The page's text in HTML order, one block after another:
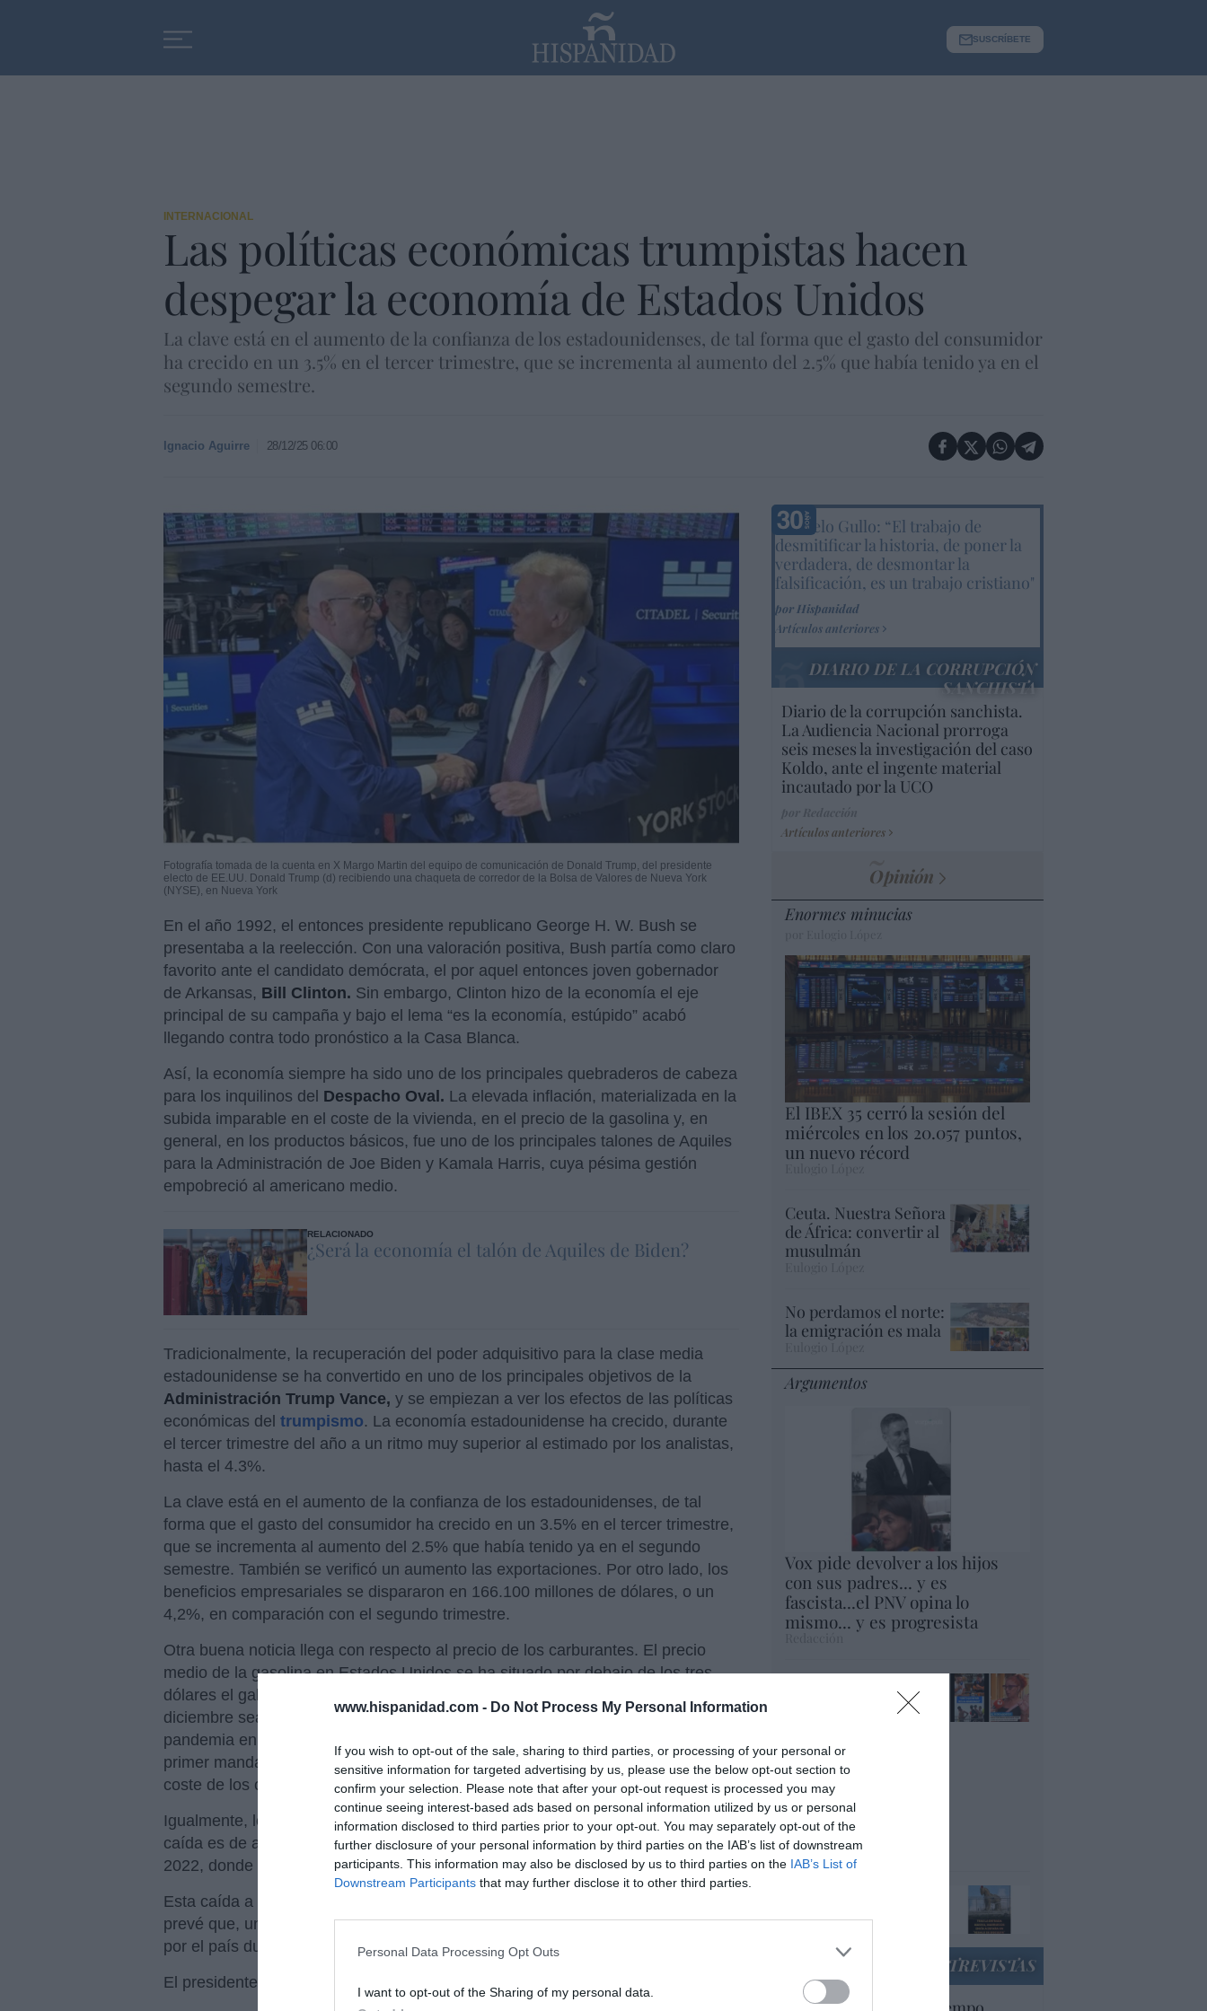
www.hispanidad.com - Do Not Process My Personal Information
If you wish to opt-out of the sale, sharing to third parties, or processing of your personal or
sensitive information for targeted advertising by us, please use the below opt-out section to
confirm your selection. Please note that after your opt-out request is processed you may
continue seeing interest-based ads based on personal information utilized by us or personal
information disclosed to third parties prior to your opt-out. You may separately opt-out of the
further disclosure of your personal information by third parties on the IAB’s list of downstream
participants. This information may also be disclosed by us to third parties on the IAB’s List of
Downstream Participants that may further disclose it to other third parties.
Personal Data Processing Opt Outs
I want to opt-out of the Sharing of my personal data.
SUSCRÍBETE
INTERNACIONAL
Las políticas económicas trumpistas hacen
despegar la economía de Estados Unidos
La clave está en el aumento de la confianza de los estadounidenses, de tal forma que el gasto del consumidor
ha crecido en un 3.5% en el tercer trimestre, que se incrementa al aumento del 2.5% que había tenido ya en el
segundo semestre.
Ignacio Aguirre 28/12/25 06:00
Fotografía tomada de la cuenta en X Margo Martin del equipo de comunicación de Donald Trump, del presidente
electo de EE.UU. Donald Trump (d) recibiendo una chaqueta de corredor de la Bolsa de Valores de Nueva York
(NYSE), en Nueva York
En el año 1992, el entonces presidente republicano George H. W. Bush se
presentaba a la reelección. Con una valoración positiva, Bush partía como claro
favorito ante el candidato demócrata, el por aquel entonces joven gobernador
de Arkansas, Bill Clinton. Sin embargo, Clinton hizo de la economía el eje
principal de su campaña y bajo el lema “es la economía, estúpido” acabó
llegando contra todo pronóstico a la Casa Blanca.
Así, la economía siempre ha sido uno de los principales quebraderos de cabeza
para los inquilinos del Despacho Oval. La elevada inflación, materializada en la
subida imparable en el coste de la vivienda, en el precio de la gasolina y, en
general, en los productos básicos, fue uno de los principales talones de Aquiles
para la Administración de Joe Biden y Kamala Harris, cuya pésima gestión
empobreció al americano medio.
RELACIONADO
¿Será la economía el talón de Aquiles de Biden?
Tradicionalmente, la recuperación del poder adquisitivo para la clase media
estadounidense se ha convertido en uno de los principales objetivos de la
Administración Trump Vance, y se empiezan a ver los efectos de las políticas
económicas del trumpismo. La economía estadounidense ha crecido, durante
el tercer trimestre del año a un ritmo muy superior al estimado por los analistas,
hasta el 4.3%.
La clave está en el aumento de la confianza de los estadounidenses, de tal
forma que el gasto del consumidor ha crecido en un 3.5% en el tercer trimestre,
que se incrementa al aumento del 2.5% que había tenido ya en el segundo
semestre. También se verificó un aumento las exportaciones. Por otro lado, los
beneficios empresariales se dispararon en 166.100 millones de dólares, o un
4,2%, en comparación con el segundo trimestre.
Otra buena noticia llega con respecto al precio de los carburantes. El precio
medio de la gasolina en Estados Unidos se ha situado por debajo de los tres
dólares el galón, el nivel más bajo desde el año 2021, y se prevé que el mes de
diciembre sea el diciembre más barato para los conductores desde el año de la
pandemia en 2020, precisamente el último donde Trump fue presidente en su
primer mandato, dado que durante la presidencia de Joe Biden se disparó el
coste de los combustibles.
Igualmente, los precios han bajado un 7% con respecto al mes anterior, y la
caída es de aproximadamente un 43% desde los máximos de mediados de
2022, donde el galón alcanzó el precio de 5 dólares.
Esta caída a mínimos históricos recientes tiene lugar precisamente cuando se
prevé que, una cifra récord de 122 millones de estadounidenses se desplacen
por el país durante el período navideño.
El presidente
Marcelo Gullo: “El trabajo de
desmitificar la historia, de poner la
verdadera, de desmontar la
falsificación, es un trabajo cristiano"
por Hispanidad
Artículos anteriores
DIARIO DE LA CORRUPCIÓN
SANCHISTA
Diario de la corrupción sanchista.
La Audiencia Nacional prorroga
seis meses la investigación del caso
Koldo, ante el ingente material
incautado por la UCO
Artículos anteriores
Opinión
Enormes minucias
El IBEX 35 cerró la sesión del
miércoles en los 20.057 puntos,
un nuevo récord
Ceuta. Nuestra Señora
de África: convertir al
musulmán
No perdamos el norte:
la emigración es mala
Argumentos
Vox pide devolver a los hijos
con sus padres... y es
fascista...el PNV opina lo
mismo... y es progresista
sinvergüenza que ha
abandonado a su país,
España. Tenemos un
Gobierno en
connivencia con
Marruecos”: acusa una
ceutí
Hispanidad
ENTREVISTAS